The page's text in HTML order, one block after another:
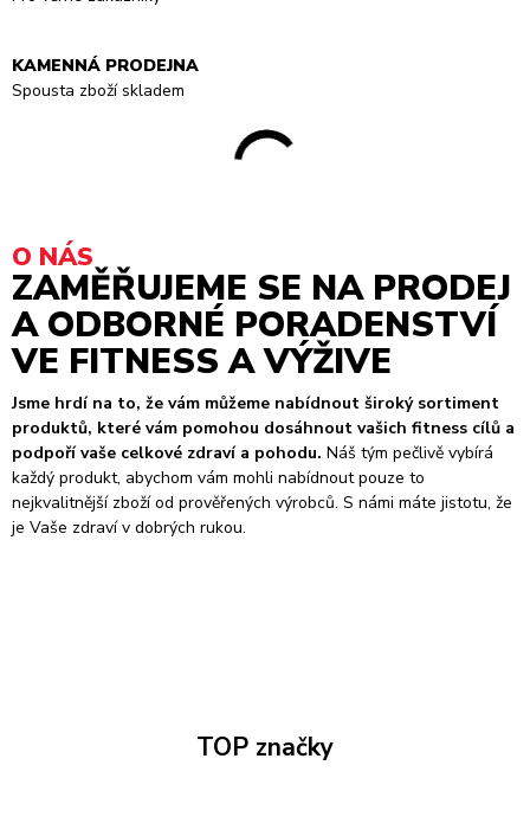
KAMENNÁ PRODEJNA
Spousta zboží skladem
O NÁS
ZAMĚŘUJEME SE NA PRODEJ
A ODBORNÉ PORADENSTVÍ
VE FITNESS A VÝŽIVE
Jsme hrdí na to, že vám můžeme nabídnout široký sortiment
produktů, které vám pomohou dosáhnout vašich fitness cílů a
podpoří vaše celkové zdraví a pohodu. Náš tým pečlivě vybírá
každý produkt, abychom vám mohli nabídnout pouze to
nejkvalitnější zboží od prověřených výrobců. S námi máte jistotu, že
je Vaše zdraví v dobrých rukou.
TOP značky